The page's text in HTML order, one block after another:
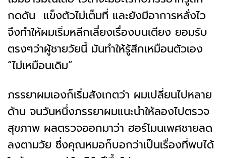
กดดัน แข็งตัวไม่เต็มที่ และยังมีอาการหลั่งไว
จึงทำให้ผมเริ่มหลีกเลี่ยงเรื่องบนเตียง ยอมรับ
ตรงๆว่าผู้ชายวัยนี้ มันทำให้รู้สึกเหมือนตัวเอง
“ไม่เหมือนเดิม”
ภรรยาผมเองก็เริ่มสังเกตว่า ผมเปลี่ยนไปหลาย
ด้าน จนวันหนึ่งภรรยาผมแนะนำให้ลองไปตรวจ
สุขภาพ ผลตรวจออกมาว่า ฮอร์โมนเพศชายลด
ลงตามวัย ซึ่งคุณหมอก็บอกว่าเป็นเรื่องที่พบได้